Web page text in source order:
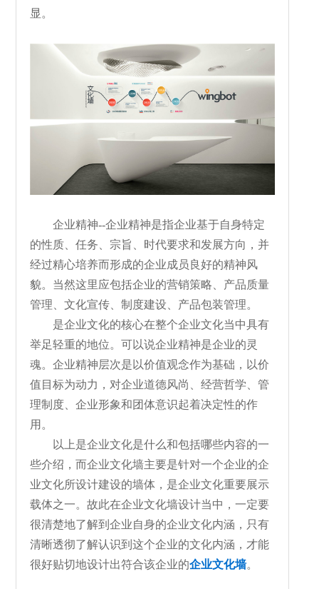
显。
企业精神--企业精神是指企业基于自身特定
的性质、任务、宗旨、时代要求和发展方向，并
经过精心培养而形成的企业成员良好的精神风
貌。当然这里应包括企业的营销策略、产品质量
管理、文化宣传、制度建设、产品包装管理。
是企业文化的核心在整个企业文化当中具有
举足轻重的地位。可以说企业精神是企业的灵
魂。企业精神层次是以价值观念作为基础，以价
值目标为动力，对企业道德风尚、经营哲学、管
理制度、企业形象和团体意识起着决定性的作
用。
以上是企业文化是什么和包括哪些内容的一
些介绍，而企业文化墙主要是针对一个企业的企
业文化所设计建设的墙体，是企业文化重要展示
载体之一。故此在企业文化墙设计当中，一定要
很清楚地了解到企业自身的企业文化内涵，只有
清晰透彻了解认识到这个企业的文化内涵，才能
很好贴切地设计出符合该企业的企业文化墙。